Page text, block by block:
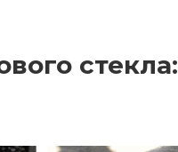
стекла: